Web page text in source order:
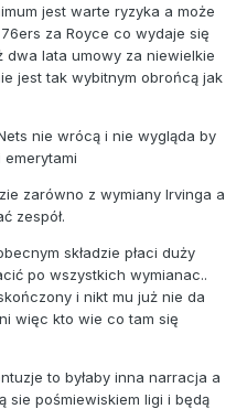
jest warte ryzyka a może
za Royce co wydaje się
dwa lata umowy za niewielkie
jest tak wybitnym obrońcą jak
nie wrócą i nie wygląda by
emerytami
zarówno z wymiany Irvinga a
zespół.
składzie płaci duży
po wszystkich wymianac..
i nikt mu już nie da
więc kto wie co tam się
to byłaby inna narracja a
sie pośmiewiskiem ligi i będą